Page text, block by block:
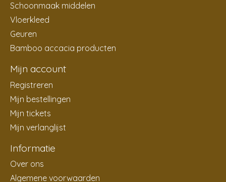
Schoonmaak middelen
Vloerkleed
Geuren
Bamboo accacia producten
Mijn account
Registreren
Mijn bestellingen
Mijn tickets
Mijn verlanglijst
Informatie
Over ons
Algemene voorwaarden